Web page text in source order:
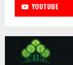
YOUTUBE